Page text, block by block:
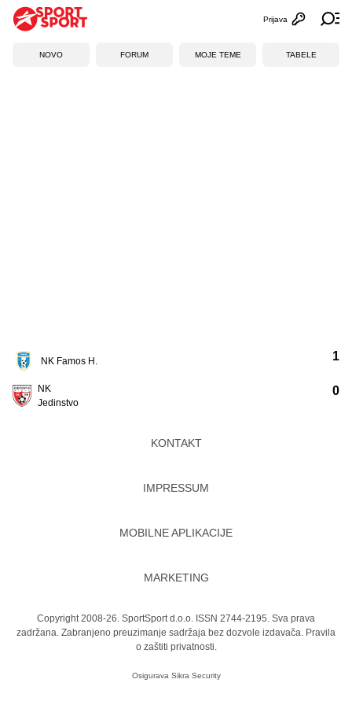
Otvori
Prijava
NOVO FORUM MOJE TEME TABELE
NK Famos H.
NK
Jedinstvo
1
0
KONTAKT
IMPRESSUM
MOBILNE APLIKACIJE
MARKETING
Copyright 2008-26. SportSport d.o.o. ISSN 2744-2195. Sva prava
zadržana. Zabranjeno preuzimanje sadržaja bez dozvole izdavača. Pravila
o zaštiti privatnosti.
Osigurava Sikra Security